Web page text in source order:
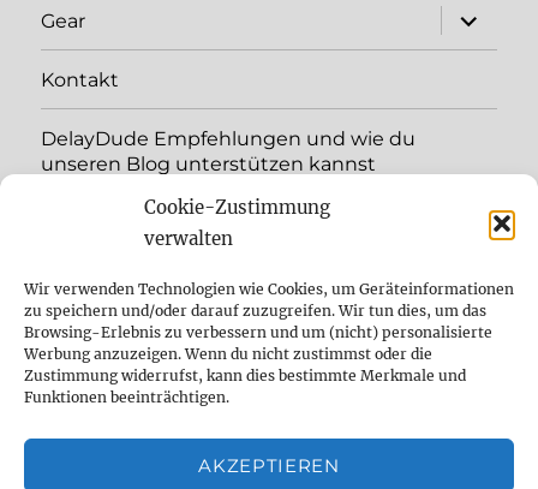
Cookie-Zustimmung
verwalten
Wir verwenden Technologien wie Cookies, um Geräteinformationen
zu speichern und/oder darauf zuzugreifen. Wir tun dies, um das
Browsing-Erlebnis zu verbessern und um (nicht) personalisierte
Werbung anzuzeigen. Wenn du nicht zustimmst oder die
Zustimmung widerrufst, kann dies bestimmte Merkmale und
Funktionen beeinträchtigen.
AKZEPTIEREN
Gear
öffnen
Kontakt
DelayDude Empfehlungen und wie du
unseren Blog unterstützen kannst
öffnen
YouTube
Instagram
Feed